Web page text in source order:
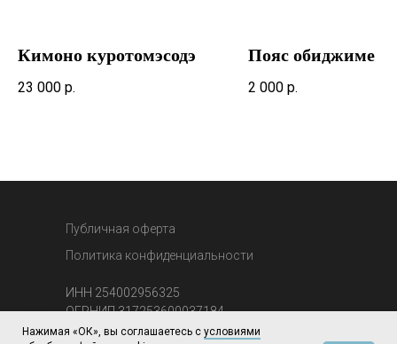
Кимоно куротомэсодэ
23 000 р.
Пояс обиджиме
2 000 р.
Нажимая «ОК», вы соглашаетесь с условиями
Политика конфиденциальности
Публичная оферта
ИНН 254002956325
ОГРНИП 317253600037184
ИП Бокий Алексей Николаевич